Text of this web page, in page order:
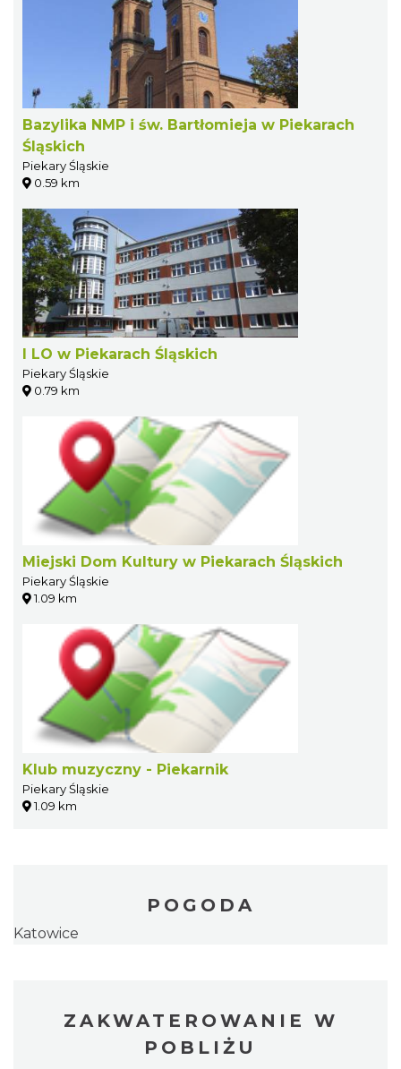
Bazylika NMP i św. Bartłomieja w Piekarach
Śląskich
Piekary Śląskie
0.59 km
I LO w Piekarach Śląskich
Piekary Śląskie
0.79 km
Miejski Dom Kultury w Piekarach Śląskich
Piekary Śląskie
1.09 km
Klub muzyczny - Piekarnik
Piekary Śląskie
1.09 km
POGODA
Katowice
ZAKWATEROWANIE W
POBLIŻU